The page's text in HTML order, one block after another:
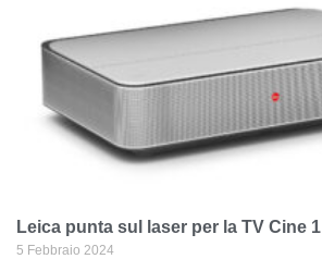
Leica punta sul laser per la TV Cine 1
5 Febbraio 2024